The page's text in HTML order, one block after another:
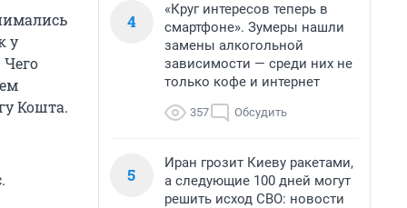
у
Чего
Кошта.
4
«Круг интересов теперь в
смартфоне». Зумеры нашли
замены алкогольной
зависимости — среди них не
только кофе и интернет
357 Обсудить
5
Иран грозит Киеву ракетами,
а следующие 100 дней могут
решить исход СВО: новости